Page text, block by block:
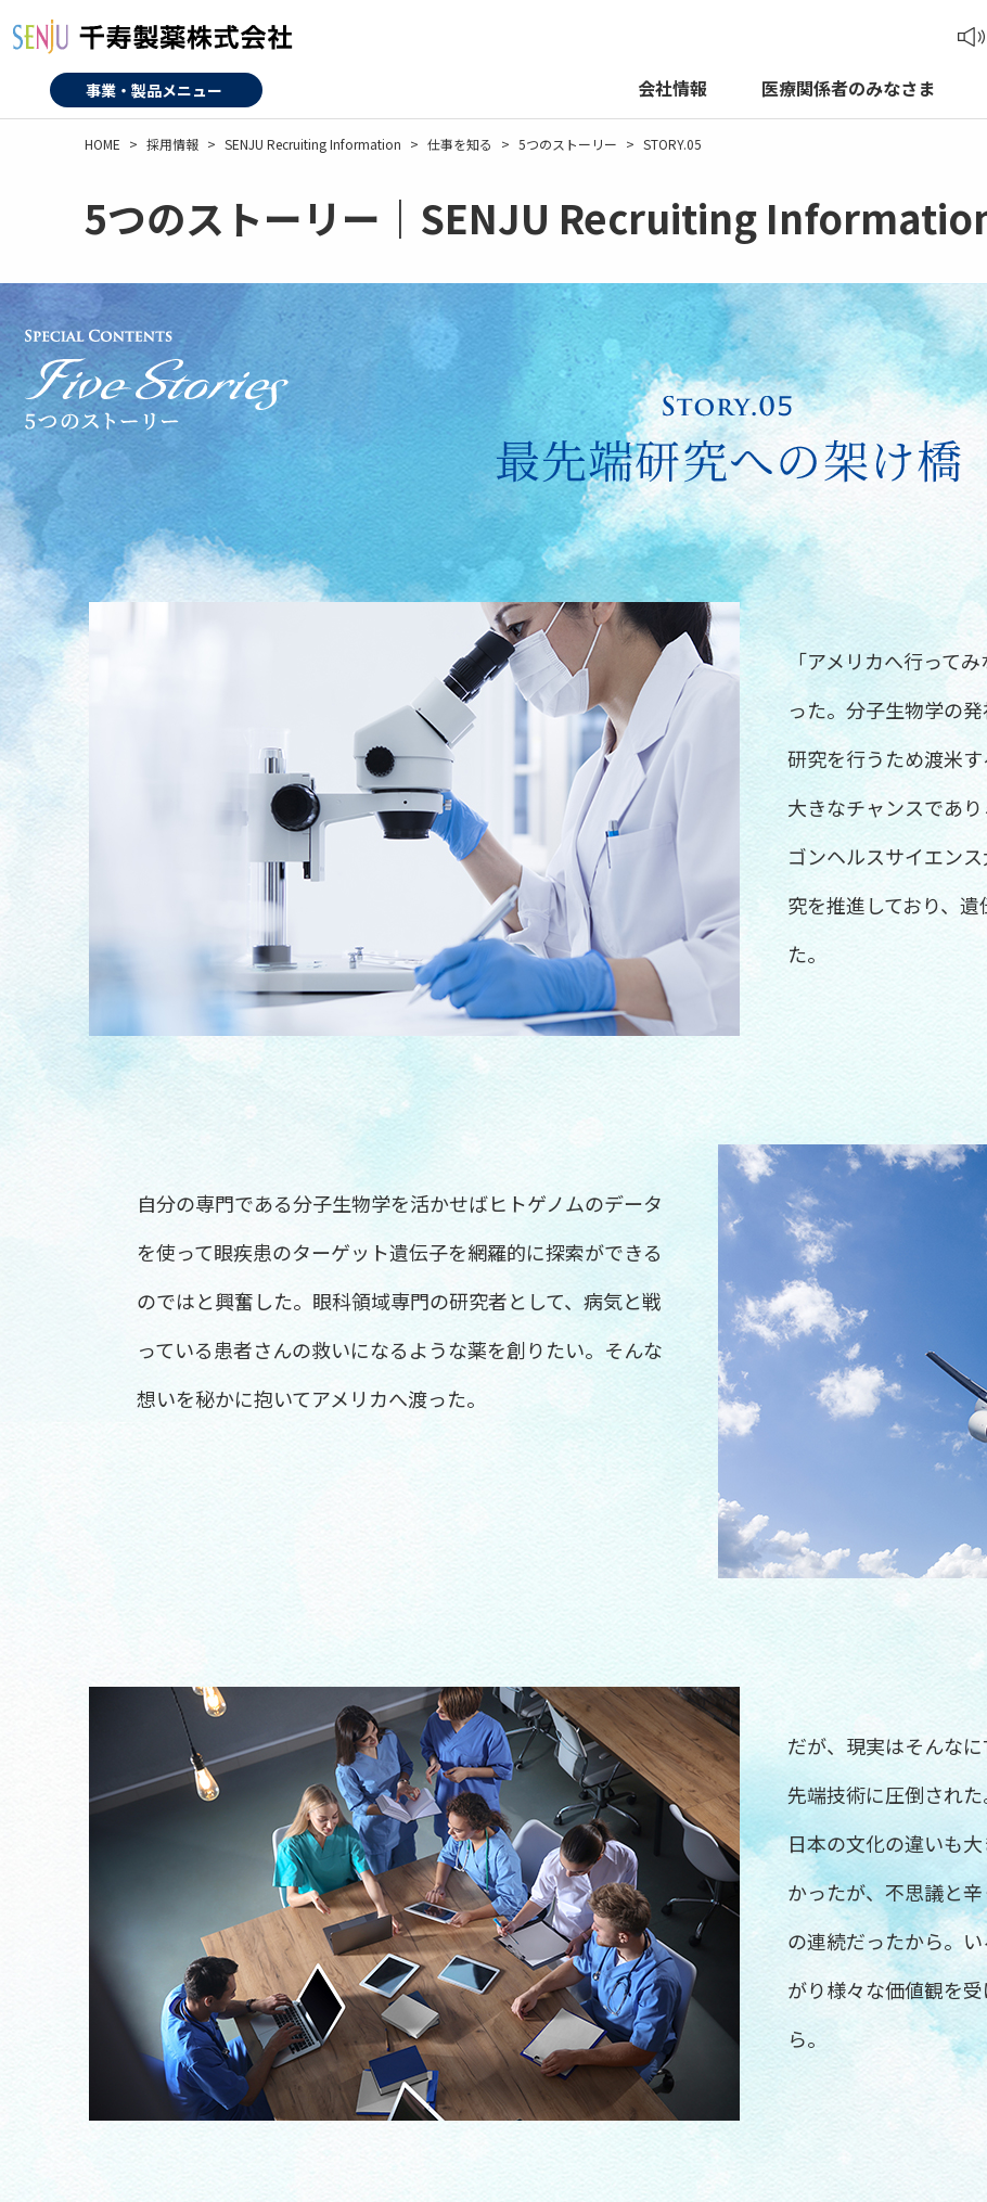
イ
ン
事業・製品メニュー 会社情報 医療関係者のみなさま
読
HOME 採用情報 SENJU Recruiting Information 仕事を知る 5つのストーリー STORY.05
5つのストーリー｜SENJU Recruiting
「アメリカへ行って
った。分子生物学の
研究を行うため渡米
大きなチャンスであ
ゴンヘルスサイエン
究を推進しており、
た。
自分の専門である分子生物学を活かせばヒトゲノムのデータ
を使って眼疾患のターゲット遺伝子を網羅的に探索ができる
のではと興奮した。眼科領域専門の研究者として、病気と戦
っている患者さんの救いになるような薬を創りたい。そんな
想いを秘かに抱いてアメリカへ渡った。
だが、現実はそんな
先端技術に圧倒され
日本の文化の違いも
かったが、不思議と
の連続だったから。
がり様々な価値観を
ら。